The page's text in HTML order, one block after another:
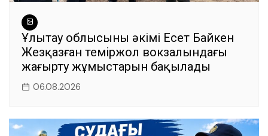
Ұлытау облысының әкімі Есет Байкен
Жезқазған теміржол вокзалындағы
жаңғырту жұмыстарын бақылады
06.08.2026